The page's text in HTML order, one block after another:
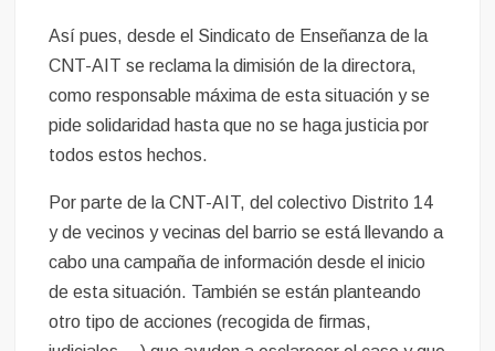
Así pues, desde el Sindicato de Enseñanza de la
CNT-AIT se reclama la dimisión de la directora,
como responsable máxima de esta situación y se
pide solidaridad hasta que no se haga justicia por
todos estos hechos.
Por parte de la CNT-AIT, del colectivo Distrito 14
y de vecinos y vecinas del barrio se está llevando a
cabo una campaña de información desde el inicio
de esta situación. También se están planteando
otro tipo de acciones (recogida de firmas,